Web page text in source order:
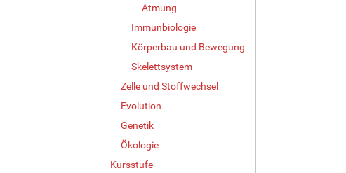
Atmung
Immunbiologie
Körperbau und Bewegung
Skelettsystem
Zelle und Stoffwechsel
Evolution
Genetik
Ökologie
Kursstufe